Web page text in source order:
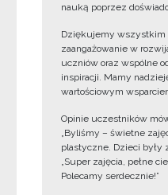
nauką poprzez
Dziękujemy wszystkim
zaangażowanie w
uczniów oraz wspólne
inspiracji. Mamy
wartościowym
Opinie uczestników
„Byliśmy – świetne
plastyczne. Dzieci były
„Super zajęcia, pełne
Polecamy serdecznie!”